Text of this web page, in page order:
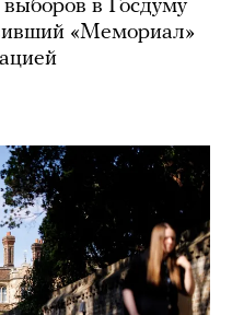
в Госдуму
«Мемориал»